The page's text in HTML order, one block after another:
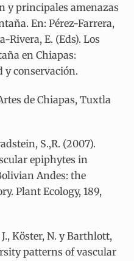
y principales amenazas
En: Pérez-Farrera,
Rivera, E. (Eds). Los
en Chiapas:
y conservación.
de Chiapas, Tuxtla
S.,R. (2007).
epiphytes in
Andes: the
Plant Ecology, 189,
Köster, N. y Barthlott,
patterns of vascular